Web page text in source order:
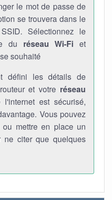
le mot de passe de
se trouvera dans le
Sélectionnez le
du réseau Wi-Fi et
souhaité
défini les détails de
et votre réseau
est sécurisé,
Vous pouvez
ou mettre en place un
ne citer que quelques